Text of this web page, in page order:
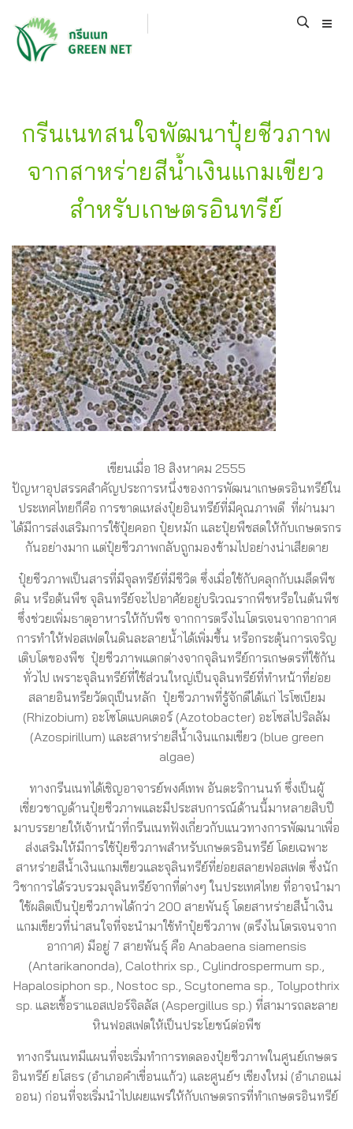
กรีนเนทสนใจพัฒนาปุ๋ยชีวภาพ
จากสาหร่ายสีน้ำเงินแกมเขียว
สำหรับเกษตรอินทรีย์
เขียนเมื่อ 18 สิงหาคม 2555
ปัญหาอุปสรรคสำคัญประการหนึ่งของการพัฒนาเกษตรอินทรีย์ใน
ประเทศไทยก็คือ การขาดแหล่งปุ๋ยอินทรีย์ที่มีคุณภาพดี ที่ผ่านมา
ได้มีการส่งเสริมการใช้ปุ๋ยคอก ปุ๋ยหมัก และปุ๋ยพืชสดให้กับเกษตรกร
กันอย่างมาก แต่ปุ๋ยชีวภาพกลับถูกมองข้ามไปอย่างน่าเสียดาย
ปุ๋ยชีวภาพเป็นสารที่มีจุลทรีย์ที่มีชีวิต ซึ่งเมื่อใช้กับคลุกกับเมล็ดพืช
ดิน หรือต้นพืช จุลินทรีย์จะไปอาศัยอยู่บริเวณรากพืชหรือในต้นพืช
ซึ่งช่วยเพิ่มธาตุอาหารให้กับพืช จากการตรึงไนโตรเจนจากอากาศ
การทำให้ฟอสเฟตในดินละลายน้ำได้เพิ่มขึ้น หรือกระตุ้นการเจริญ
เติบโตของพืช ปุ๋ยชีวภาพแตกต่างจากจุลินทรีย์การเกษตรที่ใช้กัน
ทั่วไป เพราะจุลินทรีย์ที่ใช้ส่วนใหญ่เป็นจุลินทรีย์ที่ทำหน้าที่ย่อย
สลายอินทรียวัตถุเป็นหลัก ปุ๋ยชีวภาพที่รู้จักดีได้แก่ ไรโซเบียม
(Rhizobium) อะโซโตแบคเตอร์ (Azotobacter) อะโซสไปริลลัม
(Azospirillum) และสาหร่ายสีน้ำเงินแกมเขียว (blue green
algae)
ทางกรีนเนทได้เชิญอาจารย์พงศ์เทพ อันตะริกานนท์ ซึ่งเป็นผู้
เชี่ยวชาญด้านปุ๋ยชีวภาพและมีประสบการณ์ด้านนี้มาหลายสิบปี
มาบรรยายให้เจ้าหน้าที่กรีนเนทฟังเกี่ยวกับแนวทางการพัฒนาเพื่อ
ส่งเสริมให้มีการใช้ปุ๋ยชีวภาพสำหรับเกษตรอินทรีย์ โดยเฉพาะ
สาหร่ายสีน้ำเงินแกมเขียวและจุลินทรีย์ที่ย่อยสลายฟอสเฟต ซึ่งนัก
วิชาการได้รวบรวมจุลินทรีย์จากที่ต่างๆ ในประเทศไทย ที่อาจนำมา
ใช้ผลิตเป็นปุ๋ยชีวภาพได้กว่า 200 สายพันธุ์ โดยสาหร่ายสีน้ำเงิน
แกมเขียวที่น่าสนใจที่จะนำมาใช้ทำปุ๋ยชีวภาพ (ตรึงไนโตรเจนจาก
อากาศ) มีอยู่ 7 สายพันธุ์ คือ Anabaena siamensis
(Antarikanonda), Calothrix sp., Cylindrospermum sp.,
Hapalosiphon sp., Nostoc sp., Scytonema sp., Tolypothrix
sp. และเชื้อราแอสเปอร์จิลลัส (Aspergillus sp.) ที่สามารถละลาย
หินฟอสเฟตให้เป็นประโยชน์ต่อพืช
ทางกรีนเนทมีแผนที่จะเริ่มทำการทดลองปุ๋ยชีวภาพในศูนย์เกษตร
อินทรีย์ ยโสธร (อำเภอคำเขื่อนแก้ว) และศูนย์ฯ เชียงใหม่ (อำเภอแม่
ออน) ก่อนที่จะเริ่มนำไปเผยแพร่ให้กับเกษตรกรที่ทำเกษตรอินทรีย์